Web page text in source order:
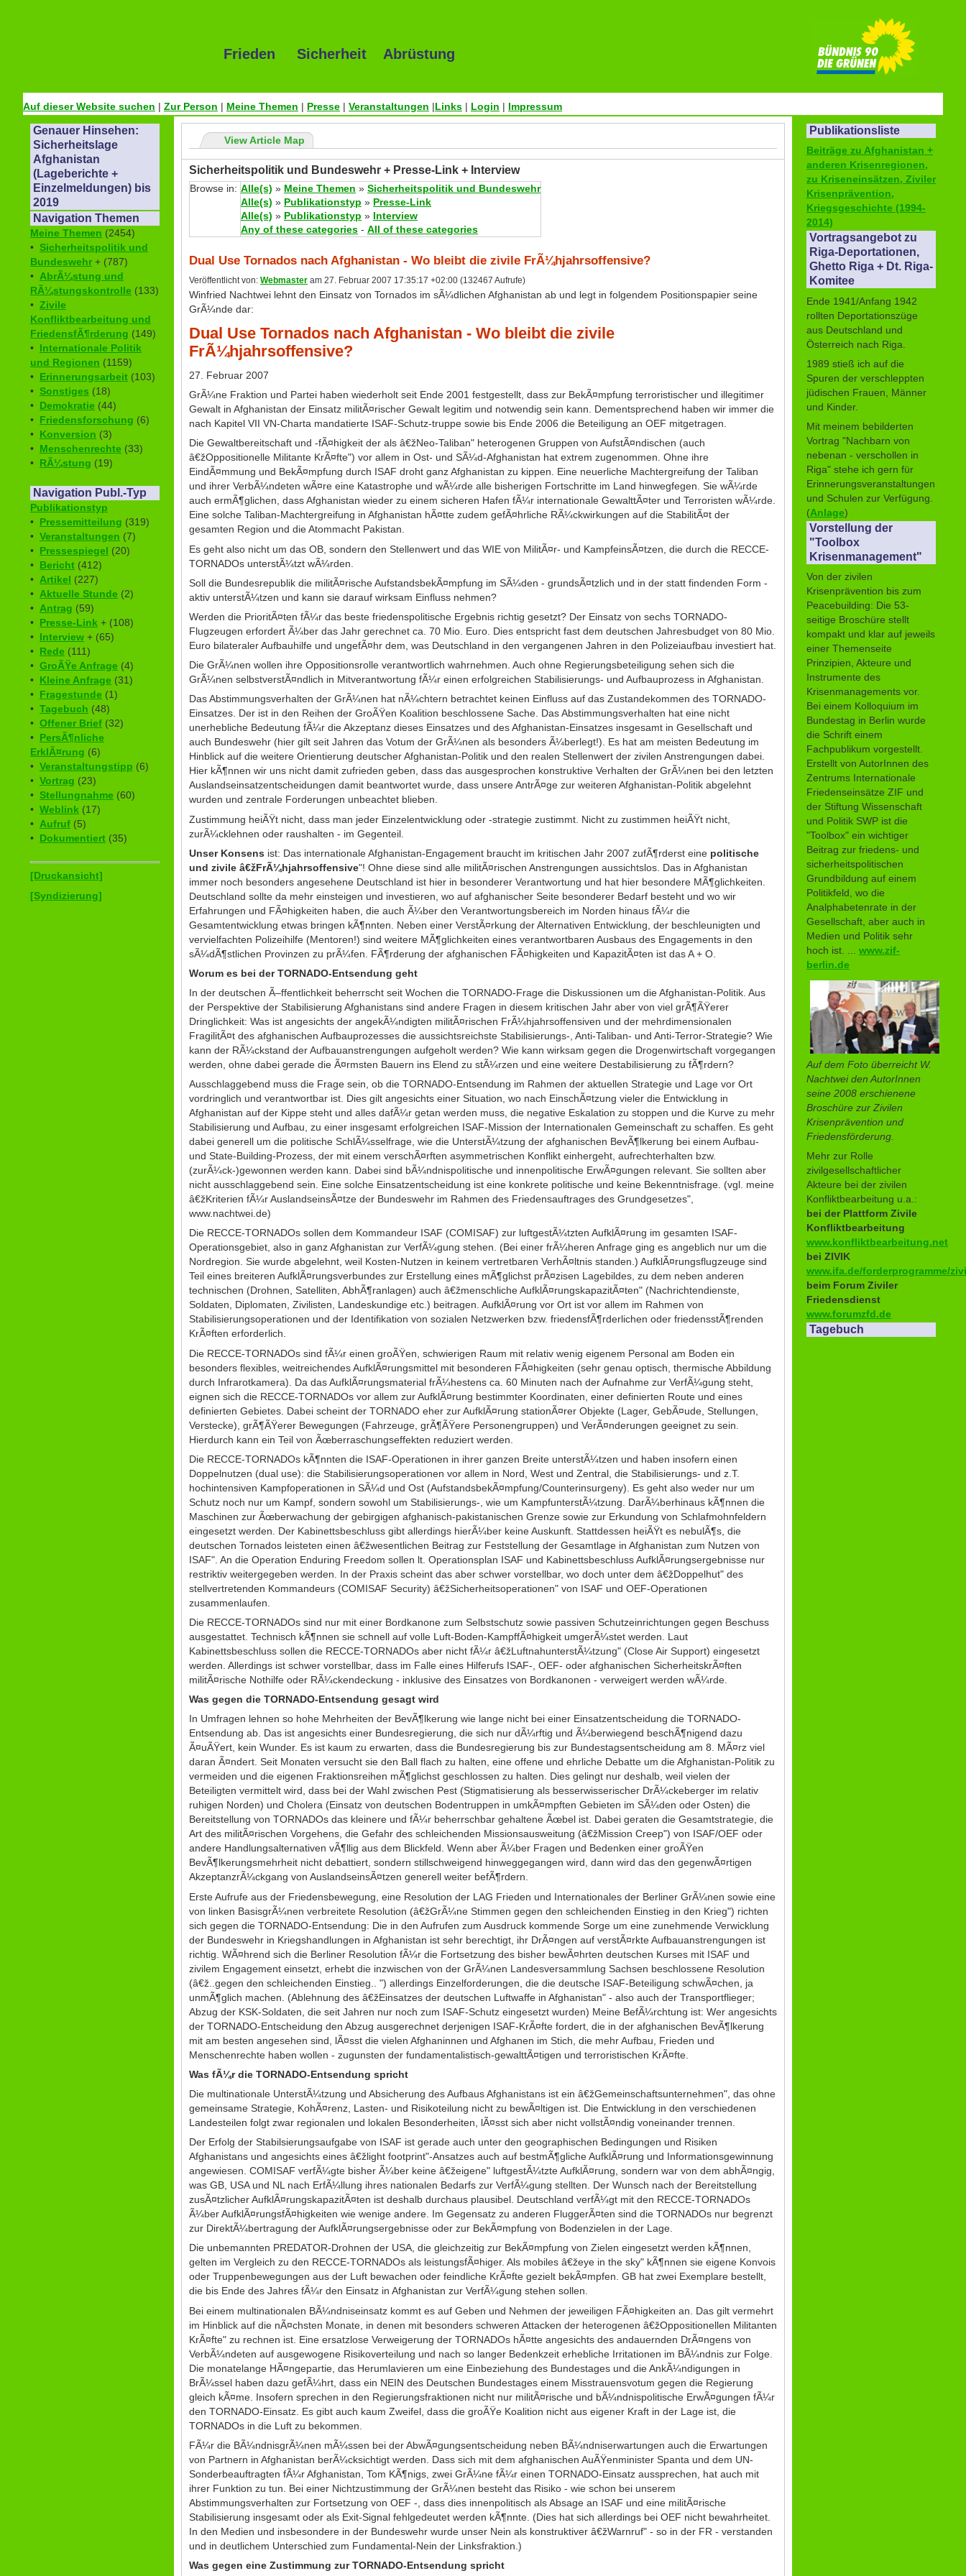
Frieden Sicherheit Abrüstung
Auf dieser Website suchen | Zur Person | Meine Themen | Presse | Veranstaltungen |Links | Login | Impressum
Genauer Hinsehen:
Sicherheitslage
Afghanistan
(Lageberichte +
Einzelmeldungen) bis
2019
Navigation Themen
Meine Themen (2454)
• Sicherheitspolitik und
Bundeswehr + (787)
• AbrÃ¼stung und
RÃ¼stungskontrolle (133)
• Zivile
Konfliktbearbeitung und
FriedensfÃ¶rderung (149)
• Internationale Politik
und Regionen (1159)
• Erinnerungsarbeit (103)
• Sonstiges (18)
• Demokratie (44)
• Friedensforschung (6)
• Konversion (3)
• Menschenrechte (33)
• RÃ¼stung (19)
Navigation Publ.-Typ
Publikationstyp
• Pressemitteilung (319)
• Veranstaltungen (7)
• Pressespiegel (20)
• Bericht (412)
• Artikel (227)
• Aktuelle Stunde (2)
• Antrag (59)
• Presse-Link + (108)
• Interview + (65)
• Rede (111)
• GroÃŸe Anfrage (4)
• Kleine Anfrage (31)
• Fragestunde (1)
• Tagebuch (48)
• Offener Brief (32)
• PersÃ¶nliche
ErklÃ¤rung (6)
• Veranstaltungstipp (6)
• Vortrag (23)
• Stellungnahme (60)
• Weblink (17)
• Aufruf (5)
• Dokumentiert (35)
[Druckansicht]
[Syndizierung]
View Article Map
Sicherheitspolitik und Bundeswehr + Presse-Link + Interview
Browse in: Alle(s) » Meine Themen » Sicherheitspolitik und Bundeswehr
Alle(s) » Publikationstyp » Presse-Link
Alle(s) » Publikationstyp » Interview
Any of these categories - All of these categories
Dual Use Tornados nach Afghanistan - Wo bleibt die zivile FrÃ¼hjahrsoffensive?
Veröffentlicht von: Webmaster am 27. Februar 2007 17:35:17 +02:00 (132467 Aufrufe)
Winfried Nachtwei lehnt den Einsatz von Tornados im sÃ¼dlichen Afghanistan ab und legt in folgendem Positionspapier seine
GrÃ¼nde dar:
Dual Use Tornados nach Afghanistan - Wo bleibt die zivile
FrÃ¼hjahrsoffensive?
27. Februar 2007
GrÃ¼ne Fraktion und Partei haben wiederholt seit Ende 2001 festgestellt, dass zur BekÃ¤mpfung terroristischer und illegitimer
Gewalt in Afghanistan der Einsatz militÃ¤rischer Gewalt legitim und notwendig sein kann. Dementsprechend haben wir immer die
nach Kapitel VII VN-Charta mandatierte ISAF-Schutz-truppe sowie bis Ende 2006 die Beteiligung an OEF mitgetragen.
Die Gewaltbereitschaft und -fÃ¤higkeit der als â€žNeo-Taliban" heterogenen Gruppen von AufstÃ¤ndischen (auch
â€žOppositionelle Militante KrÃ¤fte") vor allem in Ost- und SÃ¼d-Afghanistan hat extrem zugenommen. Ohne ihre
EindÃ¤mmung und BekÃ¤mpfung durch ISAF droht ganz Afghanistan zu kippen. Eine neuerliche Machtergreifung der Taliban
und ihrer VerbÃ¼ndeten wÃ¤re eine Katastrophe und wÃ¼rde alle bisherigen Fortschritte im Land hinwegfegen. Sie wÃ¼rde
auch ermÃ¶glichen, dass Afghanistan wieder zu einem sicheren Hafen fÃ¼r internationale GewalttÃ¤ter und Terroristen wÃ¼rde.
Eine solche Taliban-Machtergreifung in Afghanistan hÃ¤tte zudem gefÃ¤hrliche RÃ¼ckwirkungen auf die StabilitÃ¤t der
gesamten Region und die Atommacht Pakistan.
Es geht also nicht um das OB, sondern den Stellenwert und das WIE von MilitÃ¤r- und KampfeinsÃ¤tzen, die durch die RECCE-
TORNADOs unterstÃ¼tzt wÃ¼rden.
Soll die Bundesrepublik die militÃ¤rische AufstandsbekÃ¤mpfung im SÃ¼den - grundsÃ¤tzlich und in der statt findenden Form -
aktiv unterstÃ¼tzen und kann sie darauf wirksam Einfluss nehmen?
Werden die PrioritÃ¤ten fÃ¼r das beste friedenspolitische Ergebnis richtig gesetzt? Der Einsatz von sechs TORNADO-
Flugzeugen erfordert Ã¼ber das Jahr gerechnet ca. 70 Mio. Euro. Dies entspricht fast dem deutschen Jahresbudget von 80 Mio.
Euro bilateraler Aufbauhilfe und ungefÃ¤hr dem, was Deutschland in den vergangenen Jahren in den Polizeiaufbau investiert hat.
Die GrÃ¼nen wollen ihre Oppositionsrolle verantwortlich wahrnehmen. Auch ohne Regierungsbeteiligung sehen sich die
GrÃ¼nen selbstverstÃ¤ndlich in Mitverantwortung fÃ¼r einen erfolgreichen Stabilisierungs- und Aufbauprozess in Afghanistan.
Das Abstimmungsverhalten der GrÃ¼nen hat nÃ¼chtern betrachtet keinen Einfluss auf das Zustandekommen des TORNADO-
Einsatzes. Der ist in den Reihen der GroÃŸen Koalition beschlossene Sache. Das Abstimmungsverhalten hat eine nicht
unerhebliche Bedeutung fÃ¼r die Akzeptanz dieses Einsatzes und des Afghanistan-Einsatzes insgesamt in Gesellschaft und
auch Bundeswehr (hier gilt seit Jahren das Votum der GrÃ¼nen als besonders Ã¼berlegt!). Es hat am meisten Bedeutung im
Hinblick auf die weitere Orientierung deutscher Afghanistan-Politik und den realen Stellenwert der zivilen Anstrengungen dabei.
Hier kÃ¶nnen wir uns nicht damit zufrieden geben, dass das ausgesprochen konstruktive Verhalten der GrÃ¼nen bei den letzten
Auslandseinsatzentscheidungen damit beantwortet wurde, dass unsere AntrÃ¤ge zur weiteren Afghanistan-Politik abgelehnt
wurden und zentrale Forderungen unbeachtet blieben.
Zustimmung heiÃŸt nicht, dass man jeder Einzelentwicklung oder -strategie zustimmt. Nicht zu zustimmen heiÃŸt nicht,
zurÃ¼cklehnen oder raushalten - im Gegenteil.
Unser Konsens ist: Das internationale Afghanistan-Engagement braucht im kritischen Jahr 2007 zufÃ¶rderst eine politische
und zivile â€žFrÃ¼hjahrsoffensive"! Ohne diese sind alle militÃ¤rischen Anstrengungen aussichtslos. Das in Afghanistan
immer noch besonders angesehene Deutschland ist hier in besonderer Verantwortung und hat hier besondere MÃ¶glichkeiten.
Deutschland sollte da mehr einsteigen und investieren, wo auf afghanischer Seite besonderer Bedarf besteht und wo wir
Erfahrungen und FÃ¤higkeiten haben, die auch Ã¼ber den Verantwortungsbereich im Norden hinaus fÃ¼r die
Gesamtentwicklung etwas bringen kÃ¶nnten. Neben einer VerstÃ¤rkung der Alternativen Entwicklung, der beschleunigten und
vervielfachten Polizeihilfe (Mentoren!) sind weitere MÃ¶glichkeiten eines verantwortbaren Ausbaus des Engagements in den
sÃ¼dÃ¶stlichen Provinzen zu prÃ¼fen. FÃ¶rderung der afghanischen FÃ¤higkeiten und KapazitÃ¤ten ist das A + O.
Worum es bei der TORNADO-Entsendung geht
In der deutschen Ã–ffentlichkeit beherrscht seit Wochen die TORNADO-Frage die Diskussionen um die Afghanistan-Politik. Aus
der Perspektive der Stabilisierung Afghanistans sind andere Fragen in diesem kritischen Jahr aber von viel grÃ¶ÃŸerer
Dringlichkeit: Was ist angesichts der angekÃ¼ndigten militÃ¤rischen FrÃ¼hjahrsoffensiven und der mehrdimensionalen
FragilitÃ¤t des afghanischen Aufbauprozesses die aussichtsreichste Stabilisierungs-, Anti-Taliban- und Anti-Terror-Strategie? Wie
kann der RÃ¼ckstand der Aufbauanstrengungen aufgeholt werden? Wie kann wirksam gegen die Drogenwirtschaft vorgegangen
werden, ohne dabei gerade die Ã¤rmsten Bauern ins Elend zu stÃ¼rzen und eine weitere Destabilisierung zu fÃ¶rdern?
Ausschlaggebend muss die Frage sein, ob die TORNADO-Entsendung im Rahmen der aktuellen Strategie und Lage vor Ort
vordringlich und verantwortbar ist. Dies gilt angesichts einer Situation, wo nach EinschÃ¤tzung vieler die Entwicklung in
Afghanistan auf der Kippe steht und alles dafÃ¼r getan werden muss, die negative Eskalation zu stoppen und die Kurve zu mehr
Stabilisierung und Aufbau, zu einer insgesamt erfolgreichen ISAF-Mission der Internationalen Gemeinschaft zu schaffen. Es geht
dabei generell um die politische SchlÃ¼sselfrage, wie die UnterstÃ¼tzung der afghanischen BevÃ¶lkerung bei einem Aufbau-
und State-Building-Prozess, der mit einem verschÃ¤rften asymmetrischen Konflikt einhergeht, aufrechterhalten bzw.
(zurÃ¼ck-)gewonnen werden kann. Dabei sind bÃ¼ndnispolitische und innenpolitische ErwÃ¤gungen relevant. Sie sollten aber
nicht ausschlaggebend sein. Eine solche Einsatzentscheidung ist eine konkrete politische und keine Bekenntnisfrage. (vgl. meine
â€žKriterien fÃ¼r AuslandseinsÃ¤tze der Bundeswehr im Rahmen des Friedensauftrages des Grundgesetzes",
www.nachtwei.de)
Die RECCE-TORNADOs sollen dem Kommandeur ISAF (COMISAF) zur luftgestÃ¼tzten AufklÃ¤rung im gesamten ISAF-
Operationsgebiet, also in ganz Afghanistan zur VerfÃ¼gung stehen. (Bei einer frÃ¼heren Anfrage ging es angeblich nur um die
Nordregion. Sie wurde abgelehnt, weil Kosten-Nutzen in keinem vertretbaren VerhÃ¤ltnis standen.) AufklÃ¤rungsflugzeuge sind
Teil eines breiteren AufklÃ¤rungsverbundes zur Erstellung eines mÃ¶glichst prÃ¤zisen Lagebildes, zu dem neben anderen
technischen (Drohnen, Satelliten, AbhÃ¶ranlagen) auch â€žmenschliche AufklÃ¤rungskapazitÃ¤ten" (Nachrichtendienste,
Soldaten, Diplomaten, Zivilisten, Landeskundige etc.) beitragen. AufklÃ¤rung vor Ort ist vor allem im Rahmen von
Stabilisierungsoperationen und der Identifikation von sozialen Netzwerken bzw. friedensfÃ¶rderlichen oder friedensstÃ¶renden
KrÃ¤ften erforderlich.
Die RECCE-TORNADOs sind fÃ¼r einen groÃŸen, schwierigen Raum mit relativ wenig eigenem Personal am Boden ein
besonders flexibles, weitreichendes AufklÃ¤rungsmittel mit besonderen FÃ¤higkeiten (sehr genau optisch, thermische Abbildung
durch Infrarotkamera). Da das AufklÃ¤rungsmaterial frÃ¼hestens ca. 60 Minuten nach der Aufnahme zur VerfÃ¼gung steht,
eignen sich die RECCE-TORNADOs vor allem zur AufklÃ¤rung bestimmter Koordinaten, einer definierten Route und eines
definierten Gebietes. Dabei scheint der TORNADO eher zur AufklÃ¤rung stationÃ¤rer Objekte (Lager, GebÃ¤ude, Stellungen,
Verstecke), grÃ¶ÃŸerer Bewegungen (Fahrzeuge, grÃ¶ÃŸere Personengruppen) und VerÃ¤nderungen geeignet zu sein.
Hierdurch kann ein Teil von Ãœberraschungseffekten reduziert werden.
Die RECCE-TORNADOs kÃ¶nnten die ISAF-Operationen in ihrer ganzen Breite unterstÃ¼tzen und haben insofern einen
Doppelnutzen (dual use): die Stabilisierungsoperationen vor allem in Nord, West und Zentral, die Stabilisierungs- und z.T.
hochintensiven Kampfoperationen in SÃ¼d und Ost (AufstandsbekÃ¤mpfung/Counterinsurgeny). Es geht also weder nur um
Schutz noch nur um Kampf, sondern sowohl um Stabilisierungs-, wie um KampfunterstÃ¼tzung. DarÃ¼berhinaus kÃ¶nnen die
Maschinen zur Ãœberwachung der gebirgigen afghanisch-pakistanischen Grenze sowie zur Erkundung von Schlafmohnfeldern
eingesetzt werden. Der Kabinettsbeschluss gibt allerdings hierÃ¼ber keine Auskunft. Stattdessen heiÃŸt es nebulÃ¶s, die
deutschen Tornados leisteten einen â€žwesentlichen Beitrag zur Feststellung der Gesamtlage in Afghanistan zum Nutzen von
ISAF". An die Operation Enduring Freedom sollen lt. Operationsplan ISAF und Kabinettsbeschluss AufklÃ¤rungsergebnisse nur
restriktiv weitergegeben werden. In der Praxis scheint das aber schwer vorstellbar, wo doch unter dem â€žDoppelhut" des
stellvertretenden Kommandeurs (COMISAF Security) â€žSicherheitsoperationen" von ISAF und OEF-Operationen
zusammenlaufen.
Die RECCE-TORNADOs sind nur mit einer Bordkanone zum Selbstschutz sowie passiven Schutzeinrichtungen gegen Beschuss
ausgestattet. Technisch kÃ¶nnen sie schnell auf volle Luft-Boden-KampffÃ¤higkeit umgerÃ¼stet werden. Laut
Kabinettsbeschluss sollen die RECCE-TORNADOs aber nicht fÃ¼r â€žLuftnahunterstÃ¼tzung" (Close Air Support) eingesetzt
werden. Allerdings ist schwer vorstellbar, dass im Falle eines Hilferufs ISAF-, OEF- oder afghanischen SicherheitskrÃ¤ften
militÃ¤rische Nothilfe oder RÃ¼ckendeckung - inklusive des Einsatzes von Bordkanonen - verweigert werden wÃ¼rde.
Was gegen die TORNADO-Entsendung gesagt wird
In Umfragen lehnen so hohe Mehrheiten der BevÃ¶lkerung wie lange nicht bei einer Einsatzentscheidung die TORNADO-
Entsendung ab. Das ist angesichts einer Bundesregierung, die sich nur dÃ¼rftig und Ã¼berwiegend beschÃ¶nigend dazu
Ã¤uÃŸert, kein Wunder. Es ist kaum zu erwarten, dass die Bundesregierung bis zur Bundestagsentscheidung am 8. MÃ¤rz viel
daran Ã¤ndert. Seit Monaten versucht sie den Ball flach zu halten, eine offene und ehrliche Debatte um die Afghanistan-Politik zu
vermeiden und die eigenen Fraktionsreihen mÃ¶glichst geschlossen zu halten. Dies gelingt nur deshalb, weil vielen der
Beteiligten vermittelt wird, dass bei der Wahl zwischen Pest (Stigmatisierung als besserwisserischer DrÃ¼ckeberger im relativ
ruhigen Norden) und Cholera (Einsatz von deutschen Bodentruppen in umkÃ¤mpften Gebieten im SÃ¼den oder Osten) die
Bereitstellung von TORNADOs das kleinere und fÃ¼r beherrschbar gehaltene Ãœbel ist. Dabei geraten die Gesamtstrategie, die
Art des militÃ¤rischen Vorgehens, die Gefahr des schleichenden Missionsausweitung (â€žMission Creep") von ISAF/OEF oder
andere Handlungsalternativen vÃ¶llig aus dem Blickfeld. Wenn aber Ã¼ber Fragen und Bedenken einer groÃŸen
BevÃ¶lkerungsmehrheit nicht debattiert, sondern stillschweigend hinweggegangen wird, dann wird das den gegenwÃ¤rtigen
AkzeptanzrÃ¼ckgang von AuslandseinsÃ¤tzen generell weiter befÃ¶rdern.
Erste Aufrufe aus der Friedensbewegung, eine Resolution der LAG Frieden und Internationales der Berliner GrÃ¼nen sowie eine
von linken BasisgrÃ¼nen verbreitete Resolution (â€žGrÃ¼ne Stimmen gegen den schleichenden Einstieg in den Krieg") richten
sich gegen die TORNADO-Entsendung: Die in den Aufrufen zum Ausdruck kommende Sorge um eine zunehmende Verwicklung
der Bundeswehr in Kriegshandlungen in Afghanistan ist sehr berechtigt, ihr DrÃ¤ngen auf verstÃ¤rkte Aufbauanstrengungen ist
richtig. WÃ¤hrend sich die Berliner Resolution fÃ¼r die Fortsetzung des bisher bewÃ¤hrten deutschen Kurses mit ISAF und
zivilem Engagement einsetzt, erhebt die inzwischen von der GrÃ¼nen Landesversammlung Sachsen beschlossene Resolution
(â€ž..gegen den schleichenden Einstieg.. ") allerdings Einzelforderungen, die die deutsche ISAF-Beteiligung schwÃ¤chen, ja
unmÃ¶glich machen. (Ablehnung des â€žEinsatzes der deutschen Luftwaffe in Afghanistan" - also auch der Transportflieger;
Abzug der KSK-Soldaten, die seit Jahren nur noch zum ISAF-Schutz eingesetzt wurden) Meine BefÃ¼rchtung ist: Wer angesichts
der TORNADO-Entscheidung den Abzug ausgerechnet derjenigen ISAF-KrÃ¤fte fordert, die in der afghanischen BevÃ¶lkerung
mit am besten angesehen sind, lÃ¤sst die vielen Afghaninnen und Afghanen im Stich, die mehr Aufbau, Frieden und
Menschenrechte haben wollen - zugunsten der fundamentalistisch-gewalttÃ¤tigen und terroristischen KrÃ¤fte.
Was fÃ¼r die TORNADO-Entsendung spricht
Die multinationale UnterstÃ¼tzung und Absicherung des Aufbaus Afghanistans ist ein â€žGemeinschaftsunternehmen", das ohne
gemeinsame Strategie, KohÃ¤renz, Lasten- und Risikoteilung nicht zu bewÃ¤ltigen ist. Die Entwicklung in den verschiedenen
Landesteilen folgt zwar regionalen und lokalen Besonderheiten, lÃ¤sst sich aber nicht vollstÃ¤ndig voneinander trennen.
Der Erfolg der Stabilsierungsaufgabe von ISAF ist gerade auch unter den geographischen Bedingungen und Risiken
Afghanistans und angesichts eines â€žlight footprint"-Ansatzes auch auf bestmÃ¶gliche AufklÃ¤rung und Informationsgewinnung
angewiesen. COMISAF verfÃ¼gte bisher Ã¼ber keine â€žeigene" luftgestÃ¼tzte AufklÃ¤rung, sondern war von dem abhÃ¤ngig,
was GB, USA und NL nach ErfÃ¼llung ihres nationalen Bedarfs zur VerfÃ¼gung stellten.
Der Wunsch nach der Bereitstellung
zusÃ¤tzlicher AufklÃ¤rungskapazitÃ¤ten ist deshalb durchaus plausibel. Deutschland verfÃ¼gt mit den RECCE-TORNADOs
Ã¼ber AufklÃ¤rungsfÃ¤higkeiten wie wenige andere. Im Gegensatz zu anderen FluggerÃ¤ten sind die TORNADOs nur begrenzt
zur DirektÃ¼bertragung der AufklÃ¤rungsergebnisse oder zur BekÃ¤mpfung von Bodenzielen in der Lage.
Die unbemannten PREDATOR-Drohnen der USA, die gleichzeitig zur BekÃ¤mpfung von Zielen eingesetzt werden kÃ¶nnen,
gelten im Vergleich zu den RECCE-TORNADOs als leistungsfÃ¤higer. Als mobiles â€žeye in the sky" kÃ¶nnen sie eigene Konvois
oder Truppenbewegungen aus der Luft bewachen oder feindliche KrÃ¤fte gezielt bekÃ¤mpfen. GB hat zwei Exemplare bestellt,
die bis Ende des Jahres fÃ¼r den Einsatz in Afghanistan zur VerfÃ¼gung stehen sollen.
Bei einem multinationalen BÃ¼ndniseinsatz kommt es auf Geben und Nehmen der jeweiligen FÃ¤higkeiten an. Das gilt vermehrt
im Hinblick auf die nÃ¤chsten Monate, in denen mit besonders schweren Attacken der heterogenen â€žOppositionellen Militanten
KrÃ¤fte" zu rechnen ist. Eine ersatzlose Verweigerung der TORNADOs hÃ¤tte angesichts des andauernden DrÃ¤ngens von
VerbÃ¼ndeten auf ausgewogene Risikoverteilung und nach so langer Bedenkzeit erhebliche Irritationen im BÃ¼ndnis zur Folge.
Die monatelange HÃ¤ngepartie, das Herumlavieren um eine Einbeziehung des Bundestages und die AnkÃ¼ndigungen in
BrÃ¼ssel haben dazu gefÃ¼hrt, dass ein NEIN des Deutschen Bundestages einem Misstrauensvotum gegen die Regierung
gleich kÃ¤me. Insofern sprechen in den Regierungsfraktionen nicht nur militÃ¤rische und bÃ¼ndnispolitische ErwÃ¤gungen fÃ¼r
den TORNADO-Einsatz. Es gibt auch kaum Zweifel, dass die groÃŸe Koalition nicht aus eigener Kraft in der Lage ist, die
TORNADOs in die Luft zu bekommen.
FÃ¼r die BÃ¼ndnisgrÃ¼nen mÃ¼ssen bei der AbwÃ¤gungsentscheidung neben BÃ¼ndniserwartungen auch die Erwartungen
von Partnern in Afghanistan berÃ¼cksichtigt werden. Dass sich mit dem afghanischen AuÃŸenminister Spanta und dem UN-
Sonderbeauftragten fÃ¼r Afghanistan, Tom KÃ¶nigs, zwei GrÃ¼ne fÃ¼r einen TORNADO-Einsatz aussprechen, hat auch mit
ihrer Funktion zu tun. Bei einer Nichtzustimmung der GrÃ¼nen besteht das Risiko - wie schon bei unserem
Abstimmungsverhalten zur Fortsetzung von OEF -, dass dies innenpolitisch als Absage an ISAF und eine militÃ¤rische
Stabilisierung insgesamt oder als Exit-Signal fehlgedeutet werden kÃ¶nnte. (Dies hat sich allerdings bei OEF nicht bewahrheitet.
In den Medien und insbesondere in der Bundeswehr wurde unser Nein als konstruktiver â€žWarnruf" - so in der FR - verstanden
und in deutlichem Unterschied zum Fundamental-Nein der Linksfraktion.)
Was gegen eine Zustimmung zur TORNADO-Entsendung spricht
Publikationsliste
Beiträge zu Afghanistan +
anderen Krisenregionen,
zu Kriseneinsätzen, Ziviler
Krisenprävention,
Kriegsgeschichte (1994-
2014)
Vortragsangebot zu
Riga-Deportationen,
Ghetto Riga + Dt. Riga-
Komitee
Ende 1941/Anfang 1942
rollten Deportationszüge
aus Deutschland und
Österreich nach Riga.
1989 stieß ich auf die
Spuren der verschleppten
jüdischen Frauen, Männer
und Kinder.
Mit meinem bebilderten
Vortrag "Nachbarn von
nebenan - verschollen in
Riga" stehe ich gern für
Erinnerungsveranstaltungen
und Schulen zur Verfügung.
(Anlage)
Vorstellung der
"Toolbox
Krisenmanagement"
Von der zivilen
Krisenprävention bis zum
Peacebuilding: Die 53-
seitige Broschüre stellt
kompakt und klar auf jeweils
einer Themenseite
Prinzipien, Akteure und
Instrumente des
Krisenmanagements vor.
Bei einem Kolloquium im
Bundestag in Berlin wurde
die Schrift einem
Fachpublikum vorgestellt.
Erstellt von AutorInnen des
Zentrums Internationale
Friedenseinsätze ZIF und
der Stiftung Wissenschaft
und Politik SWP ist die
"Toolbox" ein wichtiger
Beitrag zur friedens- und
sicherheitspolitischen
Grundbildung auf einem
Politikfeld, wo die
Analphabetenrate in der
Gesellschaft, aber auch in
Medien und Politik sehr
hoch ist. ... www.zif-
berlin.de
Auf dem Foto überreicht W.
Nachtwei den AutorInnen
seine 2008 erschienene
Broschüre zur Zivilen
Krisenprävention und
Friedensförderung.
Mehr zur Rolle
zivilgesellschaftlicher
Akteure bei der zivilen
Konfliktbearbeitung u.a.:
bei der Plattform Zivile
Konfliktbearbeitung
www.konfliktbearbeitung.net
bei ZIVIK
www.ifa.de/forderprogramme/
beim Forum Ziviler
Friedensdienst
www.forumzfd.de
Tagebuch